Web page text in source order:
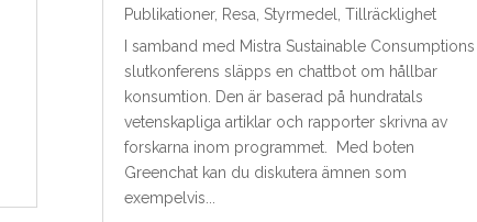
Publikationer, Resa Styrmedel ,Tillräcklighet
I samband med Mistra Sustainable Consumptions
slutkonferens släpps en chattbot om hållbar
konsumtion. Den är baserad på hundratals
vetenskapliga artiklar och rapporter skrivna av
forskarna inom programmet. Med boten
Greenchat kan du diskutera ämnen som
exempelvis...